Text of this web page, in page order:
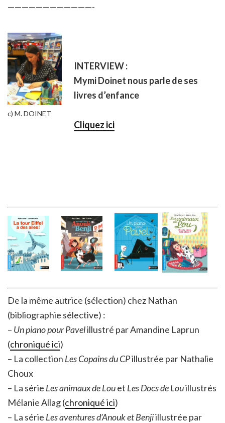
————————————-
c) M. DOINET
INTERVIEW :
Mymi Doinet nous parle de ses
livres d’enfance
Cliquez ici
De la même autrice (sélection) chez Nathan
(bibliographie sélective) :
– Un piano pour Pavelillustré par Amandine Laprun
(chroniqué ici)
– La collection Les Copains du CPillustrée par Nathalie
Choux
– La série Les animaux de Louet Les Docs de Louillustrés
Mélanie Allag (chroniqué ici)
– La série Les aventures d’Anouk et Benjiillustrée par